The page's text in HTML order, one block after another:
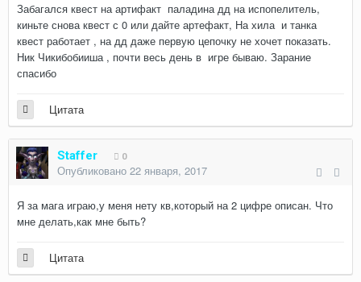
Забагался квест на артифакт паладина дд на испопелитель,
киньте снова квест с 0 или дайте артефакт, На хила и танка
квест работает , на дд даже первую цепочку не хочет показать.
Ник Чикибобииша , почти весь день в игре бываю. Зарание
спасибо
Цитата
Staffer 0
Опубликовано 22 января, 2017
Я за мага играю,у меня нету кв,который на 2 цифре описан. Что
мне делать,как мне быть?
Цитата